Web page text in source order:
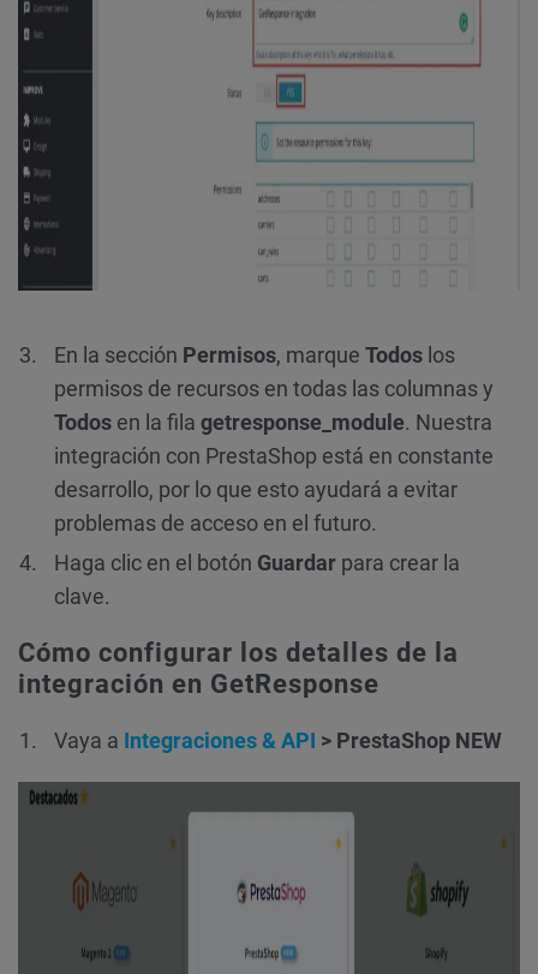
En la sección Permisos, marque Todos los
permisos de recursos en todas las columnas y
Todos en la fila getresponse_module. Nuestra
integración con PrestaShop está en constante
desarrollo, por lo que esto ayudará a evitar
problemas de acceso en el futuro.
Haga clic en el botón Guardar para crear la
clave.
Cómo configurar los detalles de la
integración en GetResponse
Vaya a Integraciones & API > PrestaShop NEW